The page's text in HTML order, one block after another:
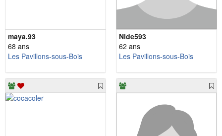
maya.93
68 ans
Les Pavillons-sous-Bois
Nide593
62 ans
Les Pavillons-sous-Bois